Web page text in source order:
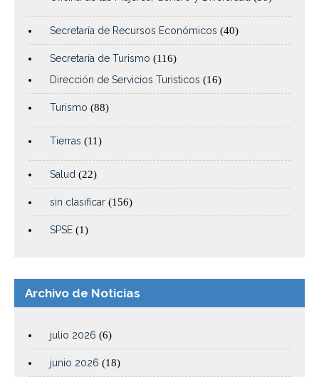
Secretaría de Recursos Económicos (40)
Secretaría de Turismo (116)
Dirección de Servicios Turisticos (16)
Turismo (88)
Tierras (11)
Salud (22)
sin clasificar (156)
SPSE (1)
Archivo de Noticias
julio 2026 (6)
junio 2026 (18)